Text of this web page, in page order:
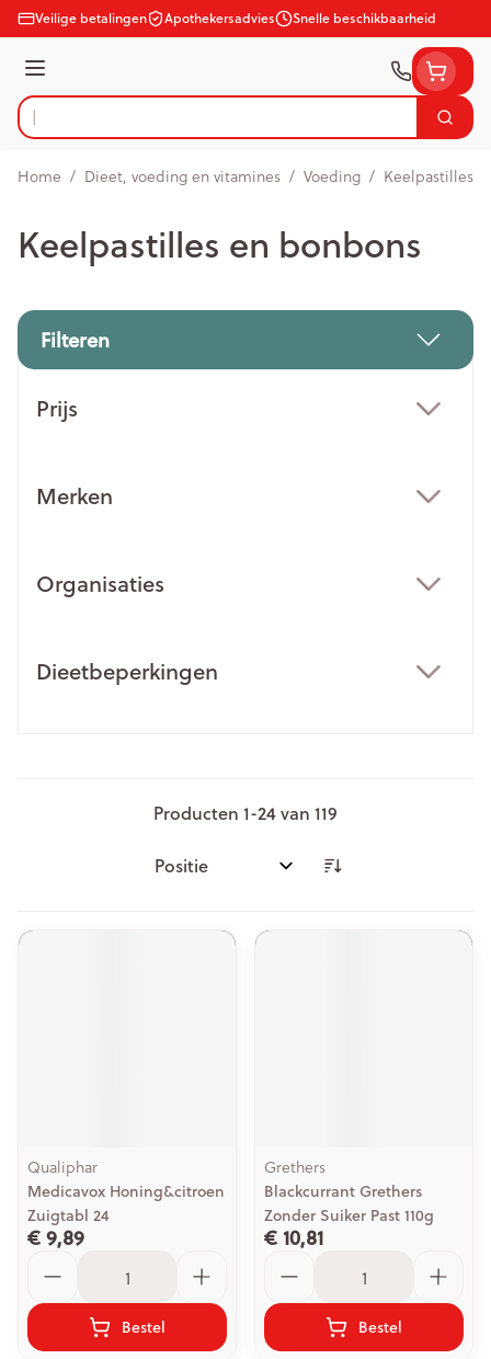
Ga naar de inhoud
Veilige betalingen Apothekersadvies Snelle beschikbaarheid
Menu
Product, merk, categorie...
Zoek
Home / Dieet, voeding en vitamines / Voeding / Keelpastilles
Keelpastilles en bonbons
Filteren
Prijs
Merken
Organisaties
Dieetbeperkingen
Producten 1-24van 119
Sorteer op:
Qualiphar
Medicavox Honing&citroen
Zuigtabl 24
€ 9,89
Bestel
Grethers
Blackcurrant Grethers
Zonder Suiker Past 110g
€ 10,81
Bestel